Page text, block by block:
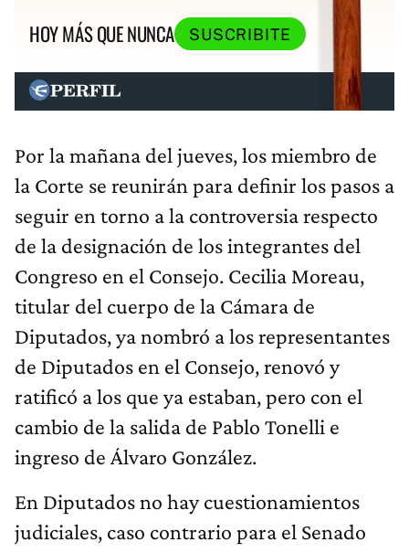
HOY MÁS QUE NUNCA
SUSCRIBITE
Por la mañana del jueves, los miembro de
la Corte se reunirán para definir los pasos a
seguir en torno a la controversia respecto
de la designación de los integrantes del
Congreso en el Consejo. Cecilia Moreau,
titular del cuerpo de la Cámara de
Diputados, ya nombró a los representantes
de Diputados en el Consejo, renovó y
ratificó a los que ya estaban, pero con el
cambio de la salida de Pablo Tonelli e
ingreso de Álvaro González.
En Diputados no hay cuestionamientos
judiciales, caso contrario para el Senado